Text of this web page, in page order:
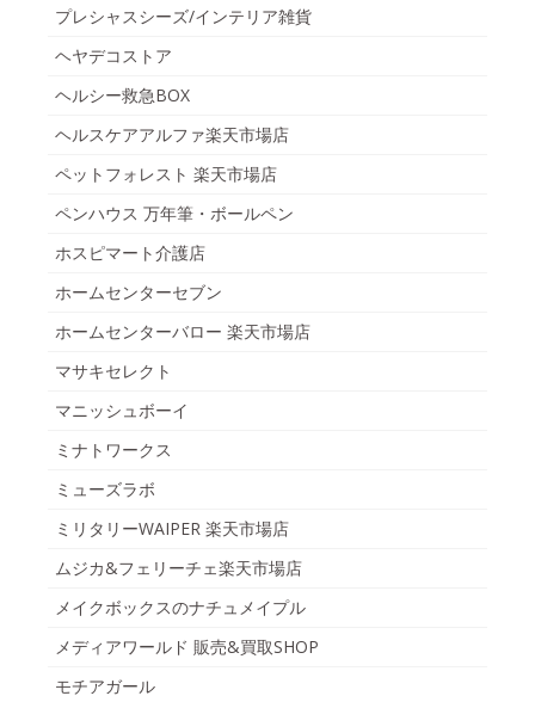
プレシャスシーズ/インテリア雑貨
ヘヤデコストア
ヘルシー救急BOX
ヘルスケアアルファ楽天市場店
ペットフォレスト 楽天市場店
ペンハウス 万年筆・ボールペン
ホスピマート介護店
ホームセンターセブン
ホームセンターバロー 楽天市場店
マサキセレクト
マニッシュボーイ
ミナトワークス
ミューズラボ
ミリタリーWAIPER 楽天市場店
ムジカ&フェリーチェ楽天市場店
メイクボックスのナチュメイプル
メディアワールド 販売&買取SHOP
モチアガール